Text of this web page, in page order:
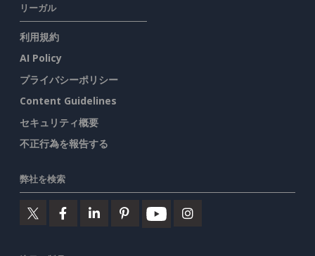
リーガル
利用規約
AI Policy
プライバシーポリシー
Content Guidelines
セキュリティ概要
不正行為を報告する
弊社を検索